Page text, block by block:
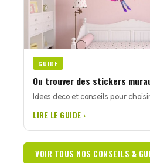
GUIDE
Ou trouver des stickers
Idees deco et conseils pour
LIRE LE GUIDE ›
VOIR TOUS NOS CONSEILS &